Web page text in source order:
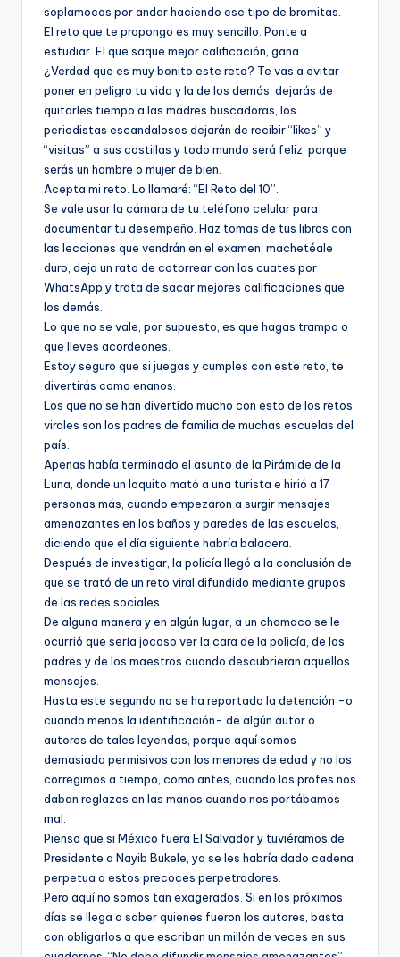
soplamocos por andar haciendo ese tipo de bromitas.
El reto que te propongo es muy sencillo: Ponte a
estudiar. El que saque mejor calificación, gana.
¿Verdad que es muy bonito este reto? Te vas a evitar
poner en peligro tu vida y la de los demás, dejarás de
quitarles tiempo a las madres buscadoras, los
periodistas escandalosos dejarán de recibir “likes” y
“visitas” a sus costillas y todo mundo será feliz, porque
serás un hombre o mujer de bien.
Acepta mi reto. Lo llamaré: “El Reto del 10”.
Se vale usar la cámara de tu teléfono celular para
documentar tu desempeño. Haz tomas de tus libros con
las lecciones que vendrán en el examen, machetéale
duro, deja un rato de cotorrear con los cuates por
WhatsApp y trata de sacar mejores calificaciones que
los demás.
Lo que no se vale, por supuesto, es que hagas trampa o
que lleves acordeones.
Estoy seguro que si juegas y cumples con este reto, te
divertirás como enanos.
Los que no se han divertido mucho con esto de los retos
virales son los padres de familia de muchas escuelas del
país.
Apenas había terminado el asunto de la Pirámide de la
Luna, donde un loquito mató a una turista e hirió a 17
personas más, cuando empezaron a surgir mensajes
amenazantes en los baños y paredes de las escuelas,
diciendo que el día siguiente habría balacera.
Después de investigar, la policía llegó a la conclusión de
que se trató de un reto viral difundido mediante grupos
de las redes sociales.
De alguna manera y en algún lugar, a un chamaco se le
ocurrió que sería jocoso ver la cara de la policía, de los
padres y de los maestros cuando descubrieran aquellos
mensajes.
Hasta este segundo no se ha reportado la detención -o
cuando menos la identificación- de algún autor o
autores de tales leyendas, porque aquí somos
demasiado permisivos con los menores de edad y no los
corregimos a tiempo, como antes, cuando los profes nos
daban reglazos en las manos cuando nos portábamos
mal.
Pienso que si México fuera El Salvador y tuviéramos de
Presidente a Nayib Bukele, ya se les habría dado cadena
perpetua a estos precoces perpetradores.
Pero aquí no somos tan exagerados. Si en los próximos
días se llega a saber quienes fueron los autores, basta
con obligarlos a que escriban un millón de veces en sus